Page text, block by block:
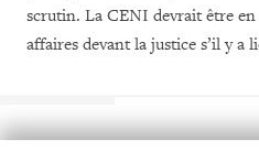
scrutin. La CENI devrait être en
affaires devant la justice s’il y a